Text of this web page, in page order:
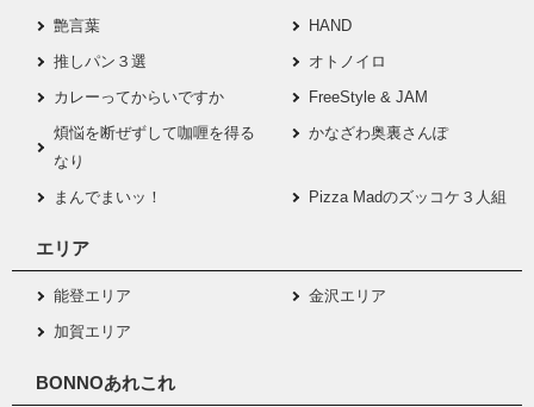
艶言葉
HAND
推しパン３選
オトノイロ
カレーってからいですか
FreeStyle & JAM
煩悩を断ぜずして咖喱を得る
なり
かなざわ奥裏さんぽ
まんでまいッ！ Pizza Madのズッコケ３人組
エリア
能登エリア
金沢エリア
加賀エリア
BONNOあれこれ